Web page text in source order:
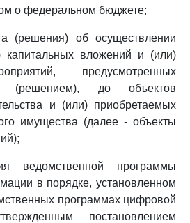
о федеральном бюджете;
(решения) об осуществлении
капитальных вложений и (или)
предусмотренных
(решением), до объектов
и (или) приобретаемых
имущества (далее - объекты
ведомственной программы
в порядке, установленном
программах цифровой
постановлением